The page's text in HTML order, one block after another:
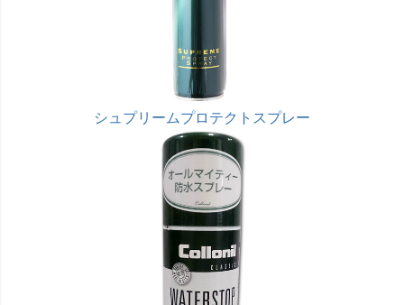
シュプリームプロテクトスプレー